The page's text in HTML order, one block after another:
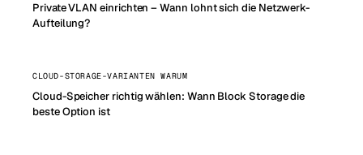
Private VLAN einrichten – Wann lohnt sich die Netzwerk-
Aufteilung?
CLOUD-STORAGE-VARIANTEN WARUM
Cloud-Speicher richtig wählen: Wann Block Storage die
beste Option ist